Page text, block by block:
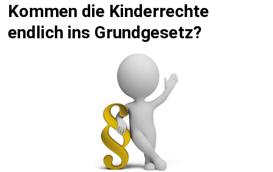
Kommen die Kinderrechte
endlich ins Grundgesetz?